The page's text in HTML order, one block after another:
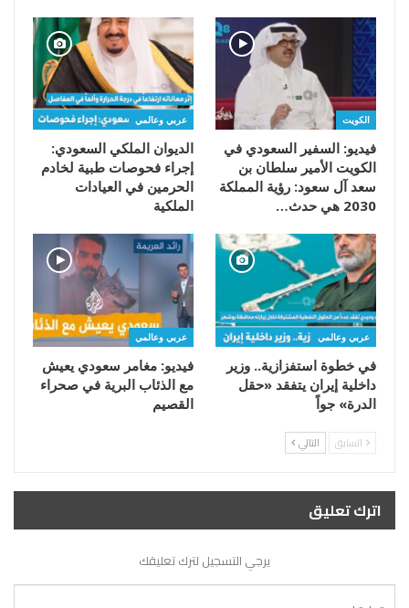
الكويت
فيديو: السفير السعودي في
الكويت الأمير سلطان بن
سعد آل سعود: رؤية المملكة
2030 هي حدث…
عربي وعالمي
الديوان الملكي السعودي:
إجراء فحوصات طبية لخادم
الحرمين في العيادات
الملكية
عربي وعالمي
في خطوة استفزازية.. وزير
داخلية إيران يتفقد «حقل
الدرة» جواً
عربي وعالمي
فيديو: مغامر سعودي يعيش
مع الذئاب البرية في صحراء
القصيم
السابق التالي
اترك تعليق
يرجي التسجيل لترك تعليقك